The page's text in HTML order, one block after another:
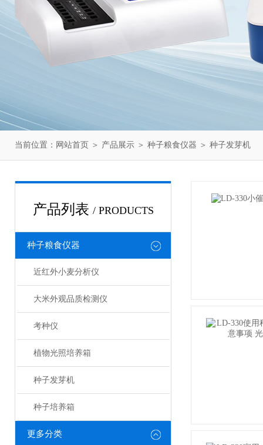
当前位置： 网站首页 ＞ 产品展示 ＞ 种子粮食仪器 ＞ 种子发芽机
产品列表 / PRODUCTS
种子粮食仪器
近红外小麦分析仪
大米外观品质检测仪
考种仪
植物光照培养箱
种子发芽机
种子培养箱
更多分类